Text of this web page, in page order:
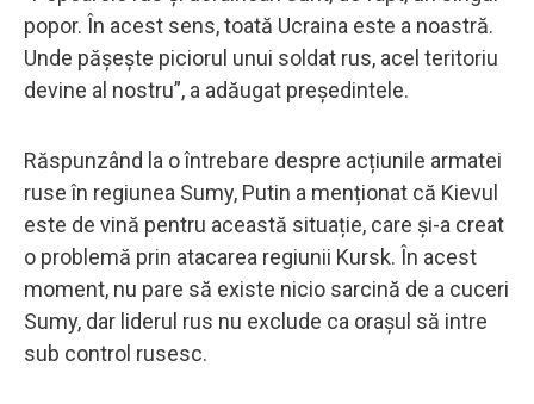
popor. În acest sens, toată Ucraina este a noastră.
Unde pășește piciorul unui soldat rus, acel teritoriu
devine al nostru”, a adăugat președintele.
Răspunzând la o întrebare despre acțiunile armatei
ruse în regiunea Sumy, Putin a menționat că Kievul
este de vină pentru această situație, care și-a creat
o problemă prin atacarea regiunii Kursk. În acest
moment, nu pare să existe nicio sarcină de a cuceri
Sumy, dar liderul rus nu exclude ca orașul să intre
sub control rusesc.